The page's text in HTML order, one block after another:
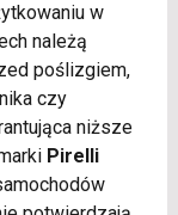
w
należą
poślizgiem,
czy
niższe
Pirelli